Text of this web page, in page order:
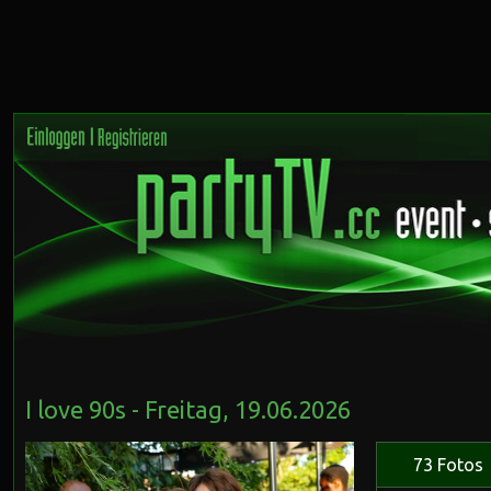
I love 90s - Freitag, 19.06.2026
73 Fotos